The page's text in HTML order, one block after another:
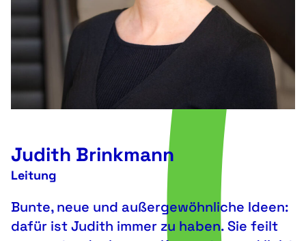
Judith Brinkmann
Leitung
Bunte, neue und außergewöhnliche Ideen:
dafür ist Judith immer zu haben. Sie feilt